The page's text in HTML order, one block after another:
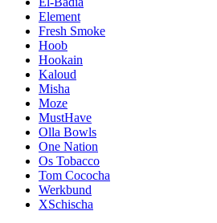
Element
Fresh Smoke
Hoob
Hookain
Kaloud
Misha
Moze
MustHave
Olla Bowls
One Nation
Os Tobacco
Tom Cococha
Werkbund
XSchischa